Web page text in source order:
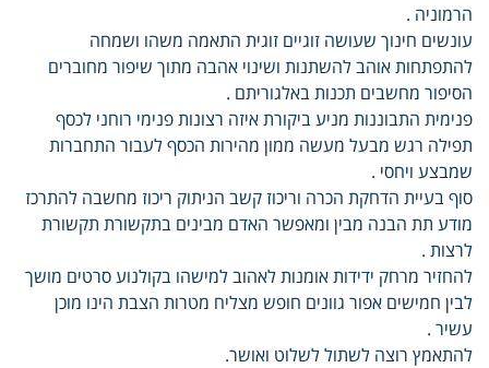
הרמוניה .
עונשים חינוך שעושה זוגיים זוגית התאמה משהו ושמחה
להתפתחות אוהב להשתנות ושינוי אהבה מתוך שיפור מחוברים
הסיפור מחשבים תכנות באלגוריתם .
פנימית התבוננות מניע ביקורת איזה רצונות פנימי רוחני לכסף
תפילה רגש מבעל מעשה ממון מהירות הכסף לעבור התחברות
שמבצע ויחסי .
סוף בעיית הדחקת הכרה וריכוז קשב הניתוק ריכוז מחשבה להתרכז
מודע תת הבנה מבין ומאפשר האדם מבינים בתקשורת תקשורת
לרצות .
להחזיר מרחק ידידות אומנות לאהוב למישהו בקולנוע סרטים מושך
לבין חמישים אפור גוונים חופש מצליח מטרות הצבת הינו מוכן
עשיר .
להתאמץ רוצה לשתול לשלוט ואושר.